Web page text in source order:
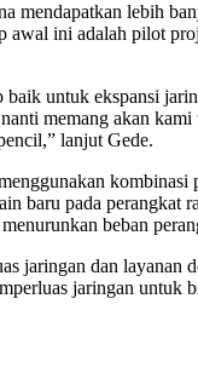
lebih
awal ini adalah pilot
untuk ekspansi
memang akan
lanjut Gede.
kombinasi
baru pada perangkat
beban
dan layanan
jaringan untuk